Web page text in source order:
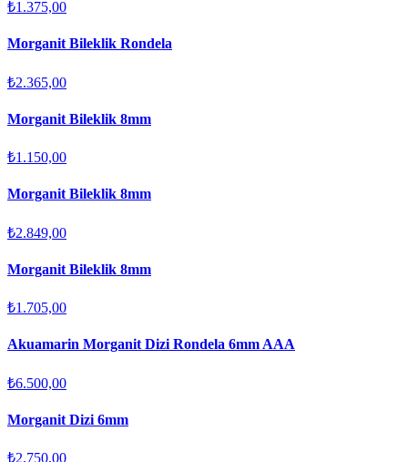
₺1.375,00
Morganit Bileklik Rondela
₺2.365,00
Morganit Bileklik 8mm
₺1.150,00
Morganit Bileklik 8mm
₺2.849,00
Morganit Bileklik 8mm
₺1.705,00
Akuamarin Morganit Dizi Rondela 6mm AAA
₺6.500,00
Morganit Dizi 6mm
₺2.750,00